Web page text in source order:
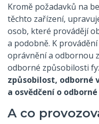
Kromě požadavků na
těchto zařízení,
osob, které provádějí
a podobně. K
oprávnění a odbornou
odborné způsobilosti
způsobilost, odborné
a osvědčení o
A co